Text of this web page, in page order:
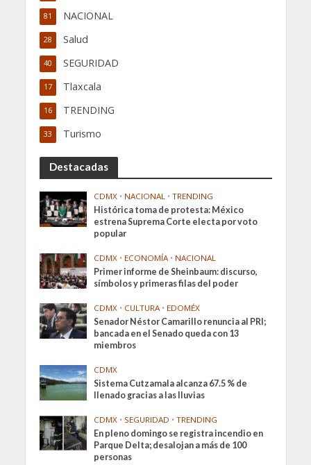
NACIONAL
81
Salud
28
SEGURIDAD
40
Tlaxcala
17
TRENDING
16
Turismo
33
Destacadas
CDMX • NACIONAL • TRENDING
Histórica toma de protesta: México
estrena Suprema Corte electa por voto
popular
CDMX • ECONOMÍA • NACIONAL
Primer informe de Sheinbaum: discurso,
símbolos y primeras filas del poder
CDMX • CULTURA • EDOMÉX
Senador Néstor Camarillo renuncia al PRI;
bancada en el Senado queda con 13
miembros
CDMX
Sistema Cutzamala alcanza 67.5 % de
llenado gracias a las lluvias
CDMX • SEGURIDAD • TRENDING
En pleno domingo se registra incendio en
Parque Delta; desalojan a más de 100
personas